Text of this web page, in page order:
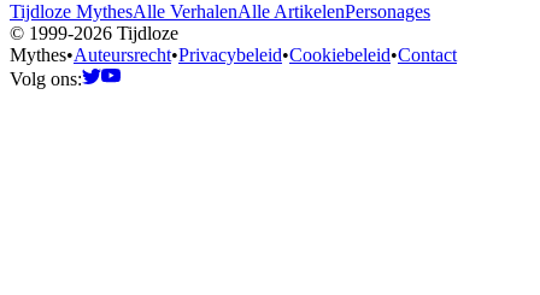
Tijdloze MythesAlle VerhalenAlle ArtikelenPersonages
© 1999-2026 Tijdloze
Mythes•Auteursrecht•Privacybeleid•Cookiebeleid•Contact
Volg ons: